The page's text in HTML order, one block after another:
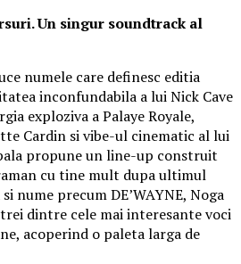
Un singur soundtrack al
numele care definesc editia
inconfundabila a lui Nick Cave
exploziva a Palaye Royale,
Cardin si vibe-ul cinematic al lui
propune un line-up construit
cu tine mult dupa ultimul
nume precum DE’WAYNE, Noga
trei dintre cele mai interesante voci
acoperind o paleta larga de